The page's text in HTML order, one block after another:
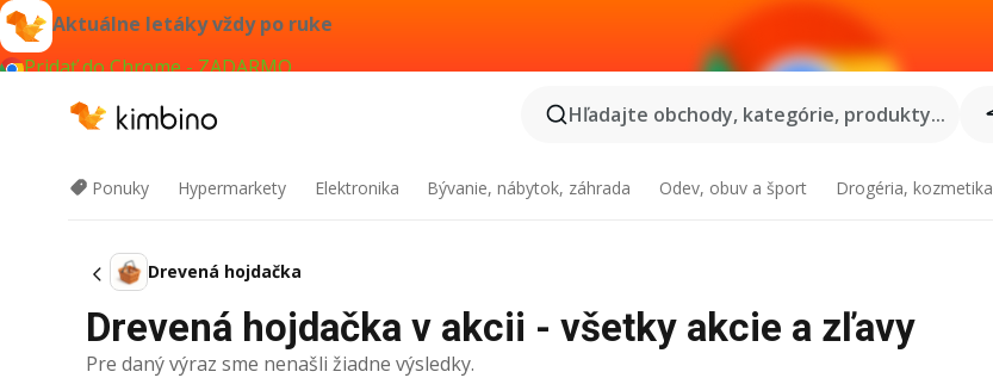
Aktuálne letáky vždy po ruke
Pridať do Chrome - ZADARMO
Hľadajte obchody, kategórie, produkty...
Ponuky Hypermarkety Elektronika Bývanie, nábytok, záhrada Odev, obuv a šport Drogéria, kozmetika
Drevená hojdačka
Drevená hojdačka v akcii - všetky akcie a zľavy
Pre daný výraz sme nenašli žiadne výsledky.